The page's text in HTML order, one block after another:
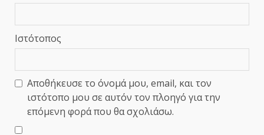
Ιστότοπος
Αποθήκευσε το όνομά μου, email, και τον
ιστότοπο μου σε αυτόν τον πλοηγό για την
επόμενη φορά που θα σχολιάσω.